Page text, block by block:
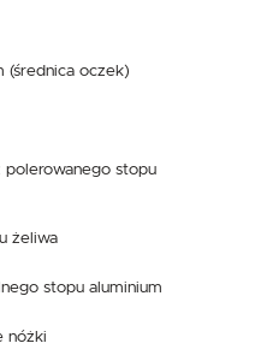
(średnica oczek)
polerowanego stopu
żeliwa
stopu aluminium
nóżki